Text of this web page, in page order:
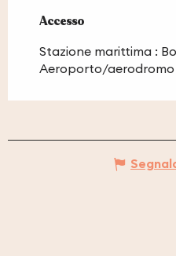
Accesso
Accesso
Stazione marittima :
Aeroporto/aerodromo